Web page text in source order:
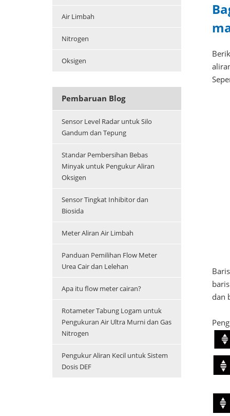
Air Limbah
Nitrogen
Oksigen
Pembaruan Blog
Sensor Level Radar untuk Silo
Gandum dan Tepung
Standar Pembersihan Bebas
Minyak untuk Pengukur Aliran
Oksigen
Sensor Tingkat Inhibitor dan
Biosida
Meter Aliran Air Limbah
Panduan Pemilihan Flow Meter
Urea Cair dan Lelehan
Apa itu flow meter cairan?
Rotameter Tabung Logam untuk
Pengukuran Air Ultra Murni dan Gas
Nitrogen
Pengukur Aliran Kecil untuk Sistem
Dosis DEF
dan